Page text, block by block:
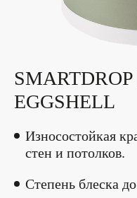
EGGSHELL
Износостойкая
стен и потолков.
Степень блеска